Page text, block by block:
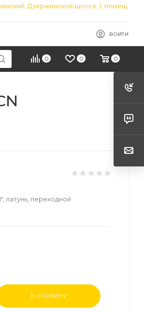
Дзержинское шоссе, 1, помещ.
ВОЙТИ
0 0 0
латунь, переходной
В КОРЗИНУ